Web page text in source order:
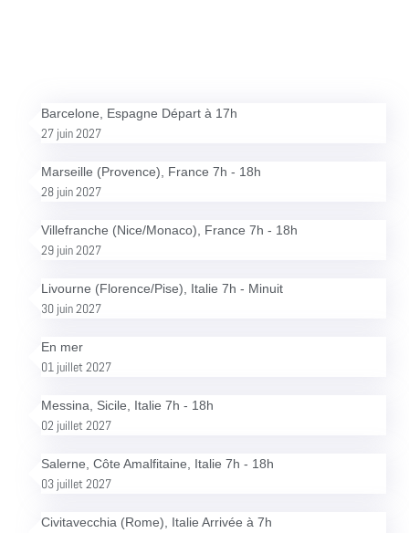
Barcelone, Espagne Départ à 17h
27 juin 2027
Marseille (Provence), France 7h - 18h
28 juin 2027
Villefranche (Nice/Monaco), France 7h - 18h
29 juin 2027
Livourne (Florence/Pise), Italie 7h - Minuit
30 juin 2027
En mer
01 juillet 2027
Messina, Sicile, Italie 7h - 18h
02 juillet 2027
Salerne, Côte Amalfitaine, Italie 7h - 18h
03 juillet 2027
Civitavecchia (Rome), Italie Arrivée à 7h